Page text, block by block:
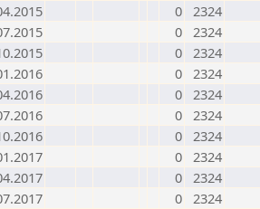
0 2324
0 2324
0 2324
0 2324
0 2324
0 2324
0 2324
0 2324
0 2324
0 2324